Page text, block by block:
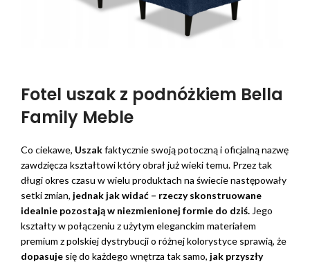
Fotel uszak z podnóżkiem Bella
Family Meble
Co ciekawe, Uszakfaktycznie swoją potoczną i oficjalną nazwę
zawdzięcza kształtowi który obrał już wieki temu. Przez tak
długi okres czasu w wielu produktach na świecie następowały
setki zmian, jednak jak widać – rzeczy skonstruowane
idealnie pozostają w niezmienionej formie do dziś. Jego
kształty w połączeniu z użytym eleganckim materiałem
premium z polskiej dystrybucji o różnej kolorystyce sprawią, że
dopasuje się do każdego wnętrza tak samo, jak przyszły